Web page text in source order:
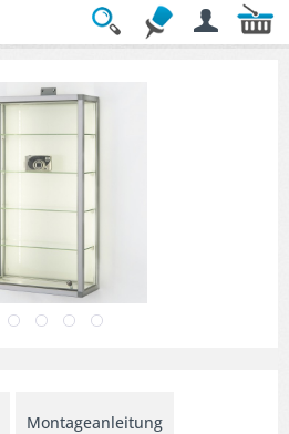
Montageanleitung